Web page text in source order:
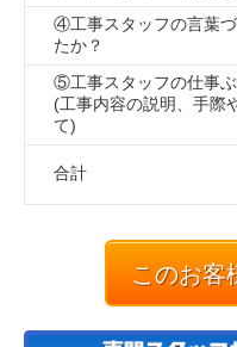
④工事スタッフの言葉
たか？
⑤工事スタッフの仕事
(工事内容の説明、手際
て)
合計
このお客